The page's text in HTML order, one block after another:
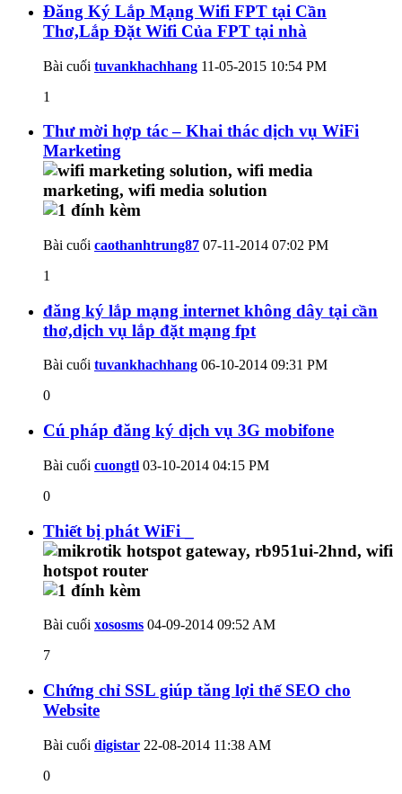
Đăng Ký Lắp Mạng Wifi FPT tại Cần
Thơ,Lắp Đặt Wifi Của FPT tại nhà
Bài cuối tuvankhachhang 11-05-2015 10:54 PM
1
Thư mời hợp tác – Khai thác dịch vụ WiFi
Marketing
Bài cuối caothanhtrung87 07-11-2014 07:02 PM
1
đăng ký lắp mạng internet không dây tại cần
thơ,dịch vụ lắp đặt mạng fpt
Bài cuối tuvankhachhang 06-10-2014 09:31 PM
0
Cú pháp đăng ký dịch vụ 3G mobifone
Bài cuối cuongtl 03-10-2014 04:15 PM
0
Thiết bị phát WiFi _
Bài cuối xososms 04-09-2014 09:52 AM
7
Chứng chỉ SSL giúp tăng lợi thế SEO cho
Website
Bài cuối digistar 22-08-2014 11:38 AM
0